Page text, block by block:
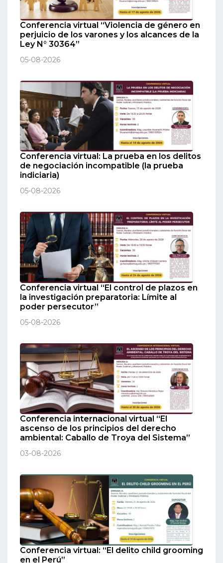
Conferencia virtual “Violencia de género en
perjuicio de los varones y los alcances de la
Ley N° 30364”
05-08-2026
Conferencia virtual: La prueba en los delitos
de negociación incompatible (la prueba
indiciaria)
05-08-2026
Conferencia virtual “El control de plazos en
la investigación preparatoria: Límite al
poder persecutor”
05-08-2026
Conferencia internacional virtual “El
ascenso de los principios del derecho
ambiental: Caballo de Troya del Sistema”
03-08-2026
Conferencia virtual: “El delito child grooming
en el Perú”